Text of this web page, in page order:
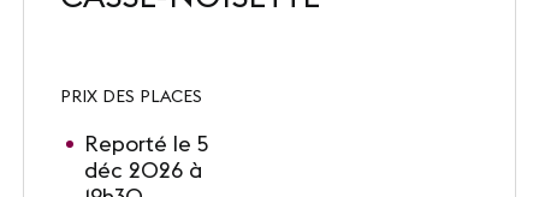
Notre destination
Nos références
PRIX DES PLACES
Reporté le 5
déc 2026 à